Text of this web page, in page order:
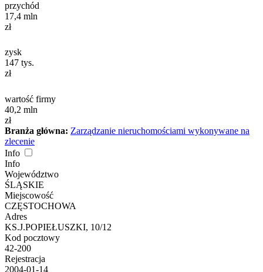
przychód
17,4 mln
zł
zysk
147 tys.
zł
wartość firmy
40,2 mln
zł
Branża główna: Zarządzanie nieruchomościami wykonywane na
zlecenie
Info
Info
Województwo
ŚLĄSKIE
Miejscowość
CZĘSTOCHOWA
Adres
KS.J.POPIEŁUSZKI, 10/12
Kod pocztowy
42-200
Rejestracja
2004-01-14